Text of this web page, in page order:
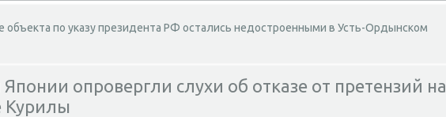
объекта по указу президента РФ остались недостроенными в Усть-Ордынском
Японии опровергли слухи об отказе от претензий на